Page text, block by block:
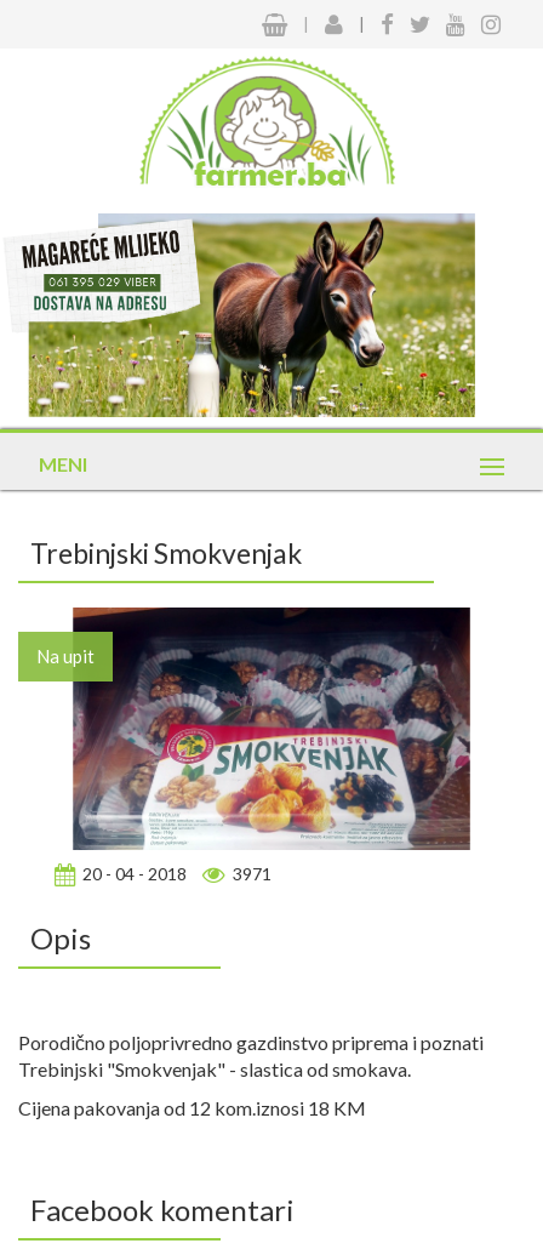
| |
MENI
Trebinjski Smokvenjak
Na upit
20 - 04 - 2018 3971
Opis
Porodično poljoprivredno gazdinstvo priprema i poznati
Trebinjski "Smokvenjak" - slastica od smokava.
Cijena pakovanja od 12 kom.iznosi 18 KM
Facebook komentari